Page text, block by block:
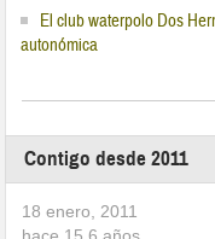
El club waterpolo Dos
autonómica
Contigo desde 2011
18 enero, 2011